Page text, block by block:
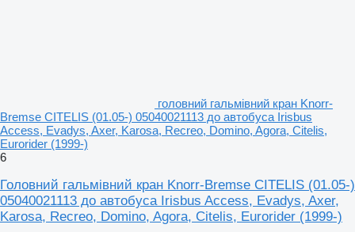
головний гальмівний кран Knorr-
Bremse CITELIS (01.05-) 05040021113 до автобуса Irisbus
Access, Evadys, Axer, Karosa, Recreo, Domino, Agora, Citelis,
Eurorider (1999-)
6
Головний гальмівний кран Knorr-Bremse CITELIS (01.05-)
05040021113 до автобуса Irisbus Access, Evadys, Axer,
Karosa, Recreo, Domino, Agora, Citelis, Eurorider (1999-)